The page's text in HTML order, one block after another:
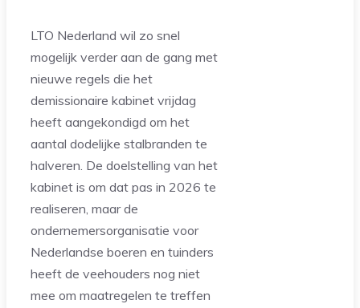
LTO Nederland wil zo snel
mogelijk verder aan de gang met
nieuwe regels die het
demissionaire kabinet vrijdag
heeft aangekondigd om het
aantal dodelijke stalbranden te
halveren. De doelstelling van het
kabinet is om dat pas in 2026 te
realiseren, maar de
ondernemersorganisatie voor
Nederlandse boeren en tuinders
heeft de veehouders nog niet
mee om maatregelen te treffen